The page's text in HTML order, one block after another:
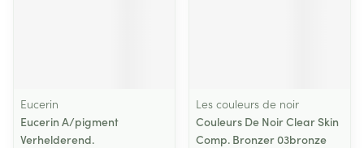
Eucerin
Eucerin A/pigment
Verhelderend.
Les couleurs de noir
Couleurs De Noir Clear Skin
Comp. Bronzer 03bronze